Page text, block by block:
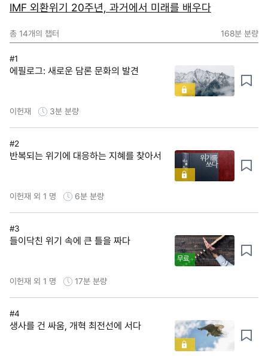
IMF 외환위기 20주년, 과거에서 미래를 배우다
총 14개의 챕터 168분 분량
#1
에필로그: 새로운 담론 문화의 발견
이헌재 3분 분량
#2
반복되는 위기에 대응하는 지혜를 찾아서
이헌재 외 1 명 6분 분량
#3
들이닥친 위기 속에 큰 틀을 짜다
무료
이헌재 외 1 명 17분 분량
#4
생사를 건 싸움, 개혁 최전선에 서다